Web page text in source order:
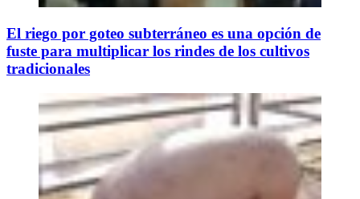
El riego por goteo subterráneo es una opción de
fuste para multiplicar los rindes de los cultivos
tradicionales